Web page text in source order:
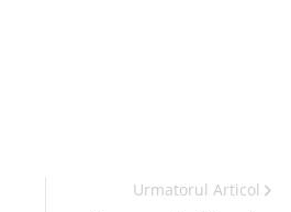
Urmatorul Articol